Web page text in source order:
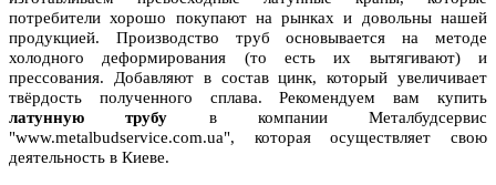
потребители хорошо покупают на рынках и довольны нашей
продукцией. Производство труб основывается на методе
холодного деформирования (то есть их вытягивают) и
прессования. Добавляют в состав цинк, который увеличивает
твёрдость полученного сплава. Рекомендуем вам купить
латунную трубу в компании Металбудсервис
"www.metalbudservice.com.ua", которая осуществляет свою
деятельность в Киеве.